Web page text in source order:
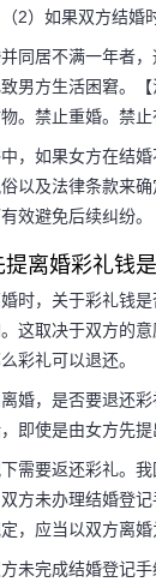
2）如果双方结婚
同居不满一年者
男方生活困窘。
。禁止重婚。禁止
，如果女方在结
以及法律条款来
效避免后续纠纷。
提离婚彩礼钱
时，关于彩礼钱
这取决于双方的
彩礼可以退还。
婚，是否要退还
即使是由女方先
需要返还彩礼。
方未办理结婚登
，应当以双方离婚
未完成结婚登记